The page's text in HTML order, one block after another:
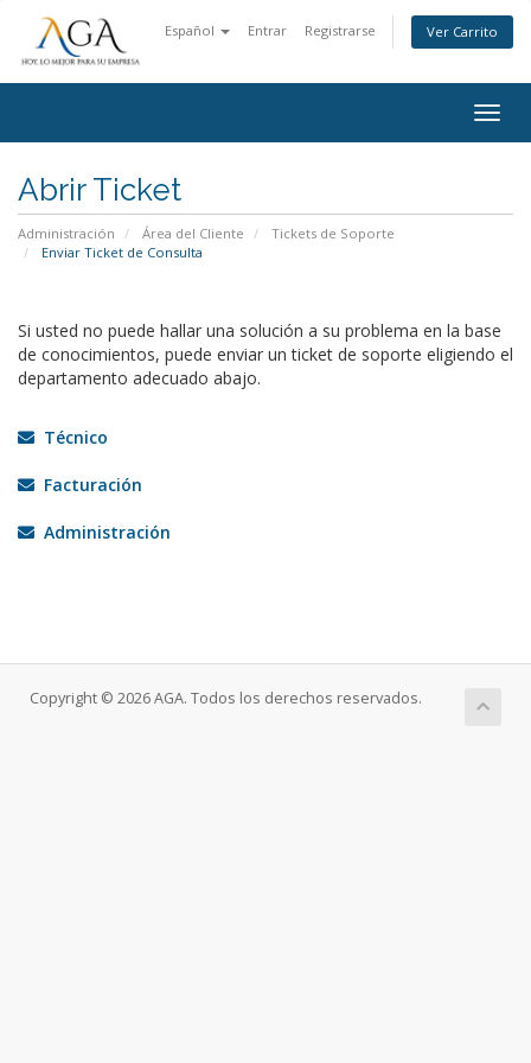
Español Entrar Registrarse Ver Carrito
Abrir Ticket
Administración Área del Cliente
Tickets de Soporte
Enviar Ticket de Consulta
Si usted no puede hallar una solución a su problema en la base
de conocimientos, puede enviar un ticket de soporte eligiendo el
departamento adecuado abajo.
Técnico
Facturación
Administración
Copyright © 2026 AGA. Todos los derechos reservados.